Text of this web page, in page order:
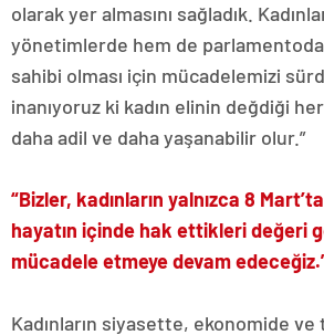
olarak yer almasını sağladık.
yönetimlerde hem de
sahibi olması için mücadelemizi
inanıyoruz ki kadın elinin değdiği
daha adil ve daha yaşanabilir olur.”
“Bizler, kadınların yalnızca 8
hayatın içinde hak ettikleri değeri
mücadele etmeye devam
Kadınların siyasette, ekonomide